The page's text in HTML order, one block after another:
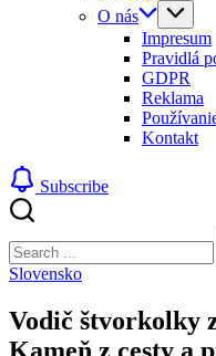
O nás
Impresum
Pravidlá
GDPR
Reklama
Kontakt
Subscribe
Search
Slovensko
Vodič štvorkolky